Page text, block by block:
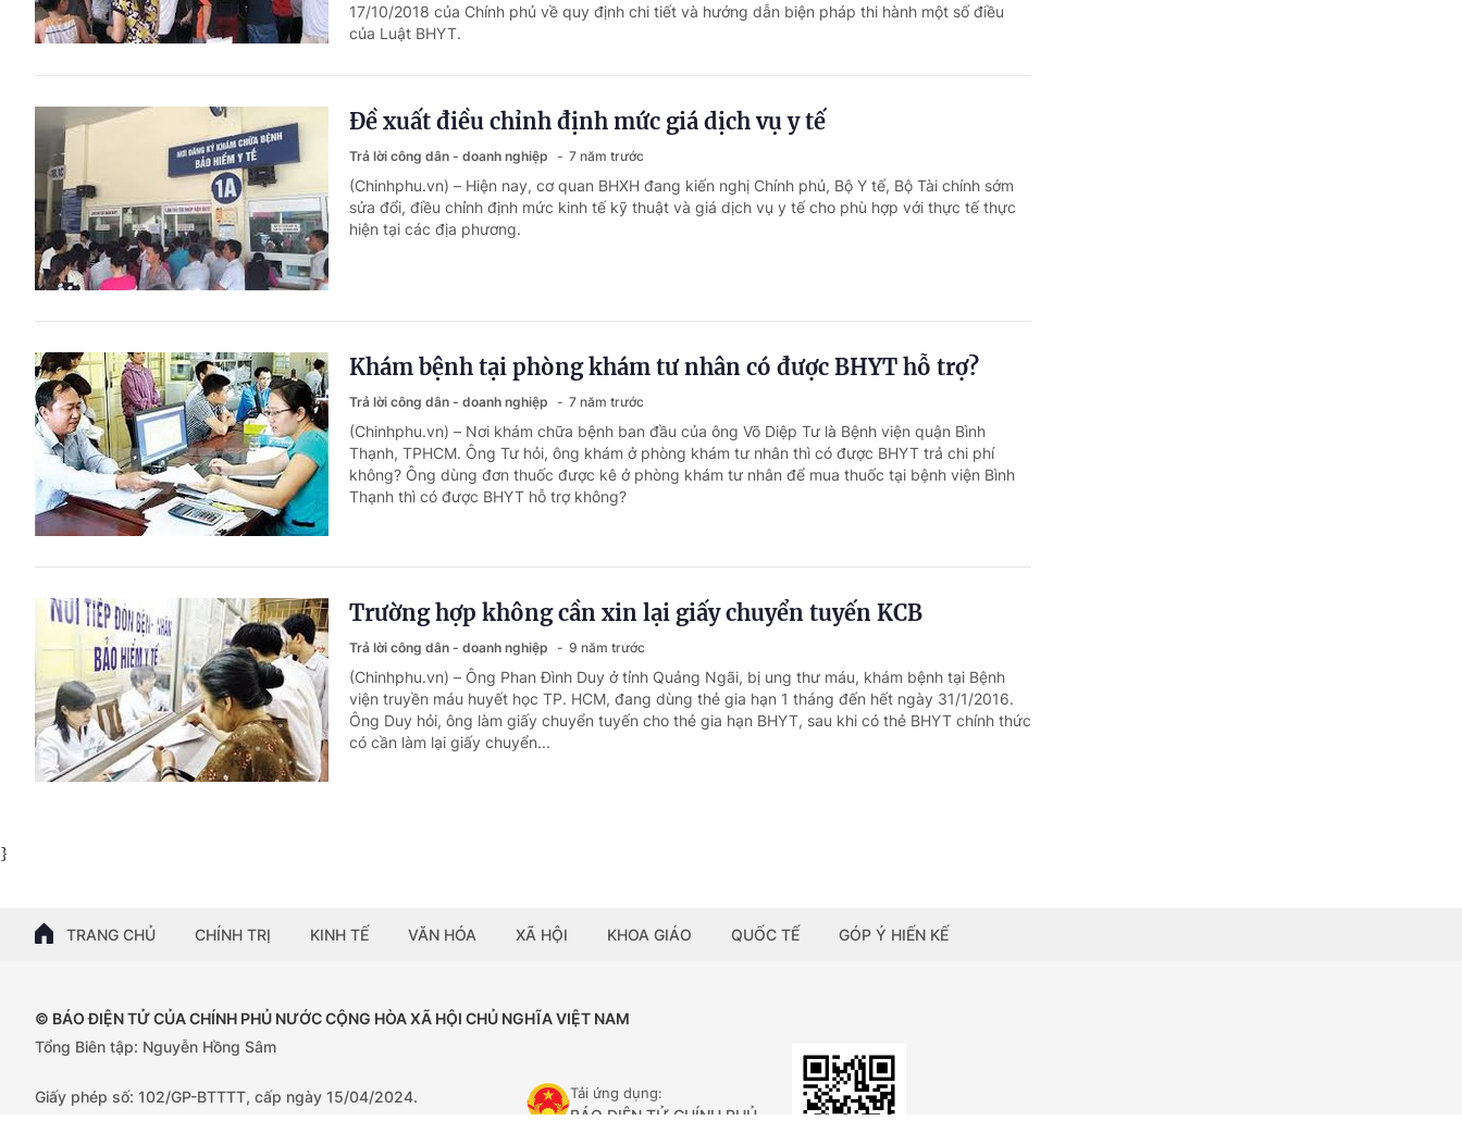
17/10/2018 của Chính phủ về quy định chi tiết và hướng dẫn biện pháp thi hành một số điều
của Luật BHYT.
Đề xuất điều chỉnh định mức giá dịch vụ y tế
Trả lời công dân - doanh nghiệp 7 năm trước
(Chinhphu.vn) – Hiện nay, cơ quan BHXH đang kiến nghị Chính phủ, Bộ Y tế, Bộ Tài chính sớm
sửa đổi, điều chỉnh định mức kinh tế kỹ thuật và giá dịch vụ y tế cho phù hợp với thực tế thực
hiện tại các địa phương.
Khám bệnh tại phòng khám tư nhân có được BHYT hỗ trợ?
Trả lời công dân - doanh nghiệp 7 năm trước
(Chinhphu.vn) – Nơi khám chữa bệnh ban đầu của ông Võ Diệp Tư là Bệnh viện quận Bình
Thạnh, TPHCM. Ông Tư hỏi, ông khám ở phòng khám tư nhân thì có được BHYT trả chi phí
không? Ông dùng đơn thuốc được kê ở phòng khám tư nhân để mua thuốc tại bệnh viện Bình
Thạnh thì có được BHYT hỗ trợ không?
Trường hợp không cần xin lại giấy chuyển tuyến KCB
Trả lời công dân - doanh nghiệp 9 năm trước
(Chinhphu.vn) – Ông Phan Đình Duy ở tỉnh Quảng Ngãi, bị ung thư máu, khám bệnh tại Bệnh
viện truyền máu huyết học TP. HCM, đang dùng thẻ gia hạn 1 tháng đến hết ngày 31/1/2016.
Ông Duy hỏi, ông làm giấy chuyển tuyến cho thẻ gia hạn BHYT, sau khi có thẻ BHYT chính thức
có cần làm lại giấy chuyển...
}
TRANG CHỦ CHÍNH TRỊ KINH TẾ VĂN HÓA XÃ HỘI KHOA GIÁO QUỐC TẾ GÓP Ý HIẾN KẾ
© BÁO ĐIỆN TỬ CỦA CHÍNH PHỦ NƯỚC CỘNG HÒA XÃ HỘI CHỦ NGHĨA VIỆT NAM
Tổng Biên tập: Nguyễn Hồng Sâm
Giấy phép số: 102/GP-BTTTT, cấp ngày 15/04/2024.
Tải ứng dụng:
BÁO ĐIỆN TỬ CHÍNH PHỦ